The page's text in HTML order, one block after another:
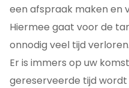
een afspraak maken en
Hiermee gaat voor de
onnodig veel tijd verloren.
Er is immers op uw
gereserveerde tijd